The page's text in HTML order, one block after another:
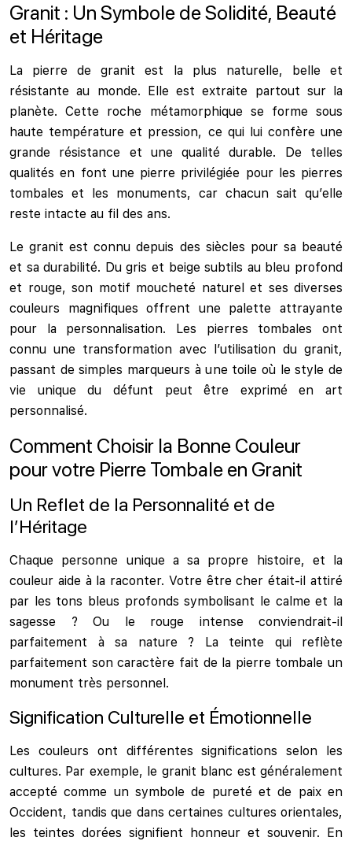
Granit : Un Symbole de Solidité, Beauté
et Héritage
La pierre de granit est la plus naturelle, belle et
résistante au monde. Elle est extraite partout sur la
planète. Cette roche métamorphique se forme sous
haute température et pression, ce qui lui confère une
grande résistance et une qualité durable. De telles
qualités en font une pierre privilégiée pour les pierres
tombales et les monuments, car chacun sait qu’elle
reste intacte au fil des ans.
Le granit est connu depuis des siècles pour sa beauté
et sa durabilité. Du gris et beige subtils au bleu profond
et rouge, son motif moucheté naturel et ses diverses
couleurs magnifiques offrent une palette attrayante
pour la personnalisation. Les pierres tombales ont
connu une transformation avec l’utilisation du granit,
passant de simples marqueurs à une toile où le style de
vie unique du défunt peut être exprimé en art
personnalisé.
Comment Choisir la Bonne Couleur
pour votre Pierre Tombale en Granit
Un Reflet de la Personnalité et de
l’Héritage
Chaque personne unique a sa propre histoire, et la
couleur aide à la raconter. Votre être cher était-il attiré
par les tons bleus profonds symbolisant le calme et la
sagesse ? Ou le rouge intense conviendrait-il
parfaitement à sa nature ? La teinte qui reflète
parfaitement son caractère fait de la pierre tombale un
monument très personnel.
Signification Culturelle et Émotionnelle
Les couleurs ont différentes significations selon les
cultures. Par exemple, le granit blanc est généralement
accepté comme un symbole de pureté et de paix en
Occident, tandis que dans certaines cultures orientales,
les teintes dorées signifient honneur et souvenir. En